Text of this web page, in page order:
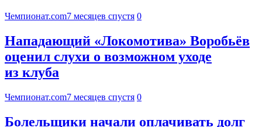
Чемпионат.com7 месяцев спустя 0
Нападающий «Локомотива» Воробьёв
оценил слухи о возможном уходе
из клуба
Чемпионат.com7 месяцев спустя 0
Болельщики начали оплачивать долг